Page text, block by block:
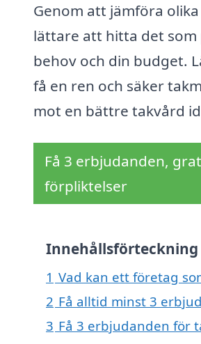
Genom att jämföra
lättare att hitta det som
behov och din budget.
få en ren och säker
mot en bättre takvård
Få 3 erbjudanden,
förpliktelser
Innehållsförteckning
1 Vad kan ett företag
2 Få alltid minst 3
3 Få 3 erbjudanden för